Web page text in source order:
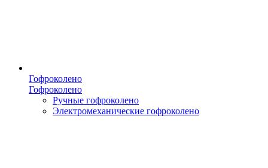
Гофроколено
Гофроколено
Ручные гофроколено
Электромеханические гофроколено